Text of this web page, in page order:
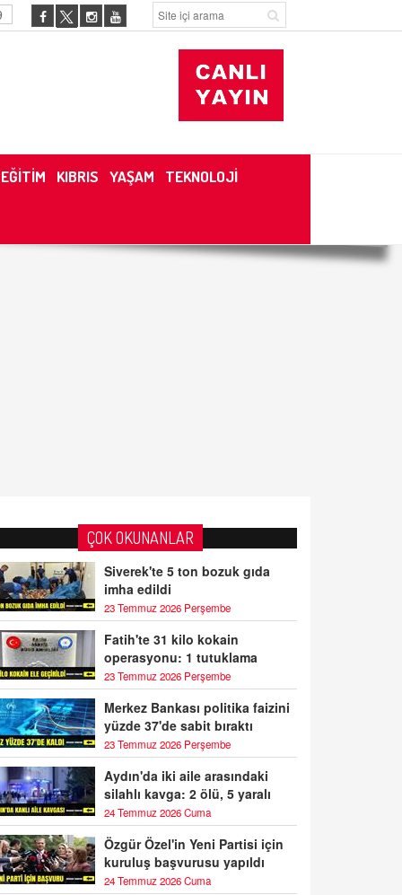
EĞİTİM KIBRIS YAŞAM TEKNOLOJİ
ÇOK OKUNANLAR
Siverek'te 5 ton bozuk gıda
imha edildi
23 Temmuz 2026 Perşembe
Fatih'te 31 kilo kokain
operasyonu: 1 tutuklama
23 Temmuz 2026 Perşembe
Merkez Bankası politika faizini
yüzde 37'de sabit bıraktı
23 Temmuz 2026 Perşembe
Aydın'da iki aile arasındaki
silahlı kavga: 2 ölü, 5 yaralı
24 Temmuz 2026 Cuma
Özgür Özel'in Yeni Partisi için
kuruluş başvurusu yapıldı
24 Temmuz 2026 Cuma